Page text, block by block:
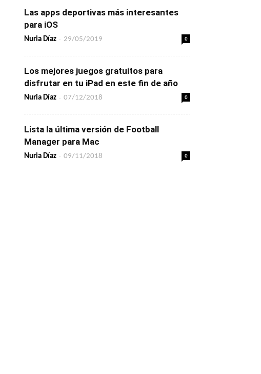
Las apps deportivas más interesantes
para iOS
Nuria Díaz - 29/05/2019 0
Los mejores juegos gratuitos para
disfrutar en tu iPad en este fin de año
Nuria Díaz - 07/12/2018 0
Lista la última versión de Football
Manager para Mac
Nuria Díaz - 09/11/2018 0